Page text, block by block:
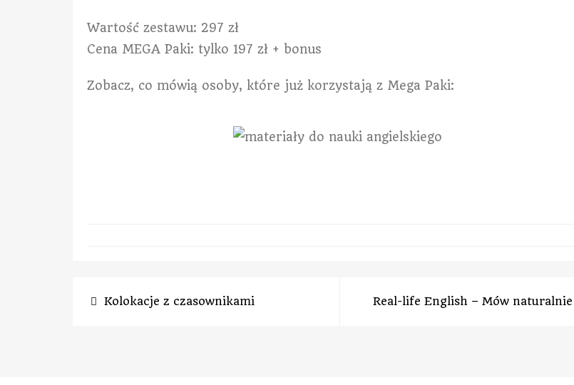
Wartość zestawu: 297 zł
Cena MEGA Paki: tylko 197 zł + bonus
Zobacz, co mówią osoby, które już korzystają z Mega Paki:
Kolokacje z czasownikami Real-life English – Mów naturalnie